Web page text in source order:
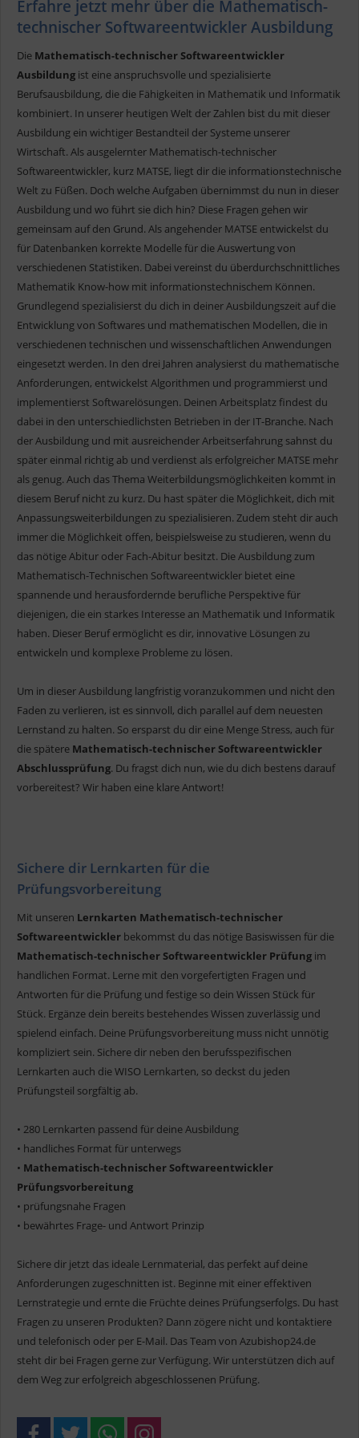
Erfahre jetzt mehr über die Mathematisch-
technischer Softwareentwickler Ausbildung
Die Mathematisch-technischer Softwareentwickler
Ausbildung ist eine anspruchsvolle und spezialisierte
Berufsausbildung, die die Fähigkeiten in Mathematik und Informatik
kombiniert. In unserer heutigen Welt der Zahlen bist du mit dieser
Ausbildung ein wichtiger Bestandteil der Systeme unserer
Wirtschaft. Als ausgelernter Mathematisch-technischer
Softwareentwickler, kurz MATSE, liegt dir die informationstechnische
Welt zu Füßen. Doch welche Aufgaben übernimmst du nun in dieser
Ausbildung und wo führt sie dich hin? Diese Fragen gehen wir
gemeinsam auf den Grund. Als angehender MATSE entwickelst du
für Datenbanken korrekte Modelle für die Auswertung von
verschiedenen Statistiken. Dabei vereinst du überdurchschnittliches
Mathematik Know-how mit informationstechnischem Können.
Grundlegend spezialisierst du dich in deiner Ausbildungszeit auf die
Entwicklung von Softwares und mathematischen Modellen, die in
verschiedenen technischen und wissenschaftlichen Anwendungen
eingesetzt werden. In den drei Jahren analysierst du mathematische
Anforderungen, entwickelst Algorithmen und programmierst und
implementierst Softwarelösungen. Deinen Arbeitsplatz findest du
dabei in den unterschiedlichsten Betrieben in der IT-Branche. Nach
der Ausbildung und mit ausreichender Arbeitserfahrung sahnst du
später einmal richtig ab und verdienst als erfolgreicher MATSE mehr
als genug. Auch das Thema Weiterbildungsmöglichkeiten kommt in
diesem Beruf nicht zu kurz. Du hast später die Möglichkeit, dich mit
Anpassungsweiterbildungen zu spezialisieren. Zudem steht dir auch
immer die Möglichkeit offen, beispielsweise zu studieren, wenn du
das nötige Abitur oder Fach-Abitur besitzt. Die Ausbildung zum
Mathematisch-Technischen Softwareentwickler bietet eine
spannende und herausfordernde berufliche Perspektive für
diejenigen, die ein starkes Interesse an Mathematik und Informatik
haben. Dieser Beruf ermöglicht es dir, innovative Lösungen zu
entwickeln und komplexe Probleme zu lösen.
Um in dieser Ausbildung langfristig voranzukommen und nicht den
Faden zu verlieren, ist es sinnvoll, dich parallel auf dem neuesten
Lernstand zu halten. So ersparst du dir eine Menge Stress, auch für
die spätere Mathematisch-technischer Softwareentwickler
Abschlussprüfung. Du fragst dich nun, wie du dich bestens darauf
vorbereitest? Wir haben eine klare Antwort!
Sichere dir Lernkarten für die
Prüfungsvorbereitung
Mit unseren Lernkarten Mathematisch-technischer
Softwareentwickler bekommst du das nötige Basiswissen für die
Mathematisch-technischer Softwareentwickler Prüfung im
handlichen Format. Lerne mit den vorgefertigten Fragen und
Antworten für die Prüfung und festige so dein Wissen Stück für
Stück. Ergänze dein bereits bestehendes Wissen zuverlässig und
spielend einfach. Deine Prüfungsvorbereitung muss nicht unnötig
kompliziert sein. Sichere dir neben den berufsspezifischen
Lernkarten auch die WISO Lernkarten, so deckst du jeden
Prüfungsteil sorgfältig ab.
• 280 Lernkarten passend für deine Ausbildung
• handliches Format für unterwegs
• Mathematisch-technischer Softwareentwickler
Prüfungsvorbereitung
• prüfungsnahe Fragen
• bewährtes Frage- und Antwort Prinzip
Sichere dir jetzt das ideale Lernmaterial, das perfekt auf deine
Anforderungen zugeschnitten ist. Beginne mit einer effektiven
Lernstrategie und ernte die Früchte deines Prüfungserfolgs. Du hast
Fragen zu unseren Produkten? Dann zögere nicht und kontaktiere
und telefonisch oder per E-Mail. Das Team von Azubishop24.de
steht dir bei Fragen gerne zur Verfügung. Wir unterstützen dich auf
dem Weg zur erfolgreich abgeschlossenen Prüfung.